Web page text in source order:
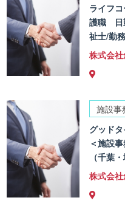
ライフ
護職 日
祉士/勤
株式会
施設事
グッド
＜施設
（千葉
株式会